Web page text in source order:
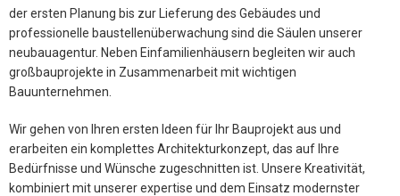
der ersten Planung bis zur Lieferung des Gebäudes und
professionelle baustellenüberwachung sind die Säulen unserer
neubauagentur. Neben Einfamilienhäusern begleiten wir auch
großbauprojekte in Zusammenarbeit mit wichtigen
Bauunternehmen.
Wir gehen von Ihren ersten Ideen für Ihr Bauprojekt aus und
erarbeiten ein komplettes Architekturkonzept, das auf Ihre
Bedürfnisse und Wünsche zugeschnitten ist. Unsere Kreativität,
kombiniert mit unserer expertise und dem Einsatz modernster